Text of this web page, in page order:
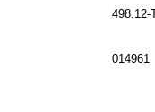
498.12-
014961